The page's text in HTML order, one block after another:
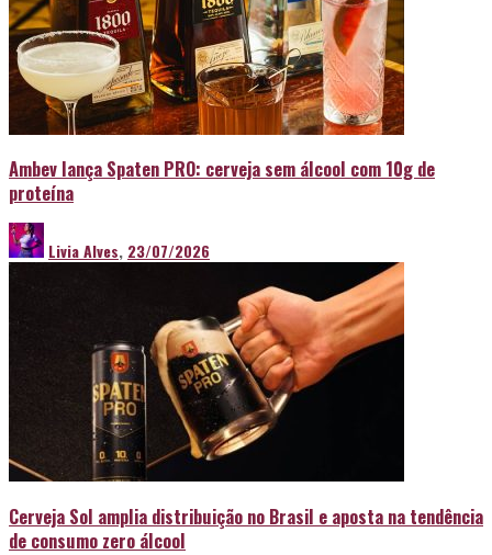
Ambev lança Spaten PRO: cerveja sem álcool com 10g de
proteína
Livia Alves, 23/07/2026
Cerveja Sol amplia distribuição no Brasil e aposta na tendência
de consumo zero álcool